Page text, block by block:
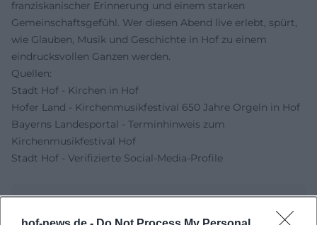
franziskanischer Erinnerung und einem starken
Gemeinschaftsgefühl. Wer diesen Abend live erlebt, spürt,
wie Glauben, Musik und Geschichte in Hof zu einem
eindrucksvollen Ganzen werden.
Quellen:
Stadt Hof - Kirchen in Hof
Hofer Land - Kirchenmusikfestival 650 Jahre Orgeln in Hof
Bayerns Landesportal - Terminhinweis zum
Kirchenmusikfestival Hof
Stadt Hof - Verifizierte Social-Media-Profile